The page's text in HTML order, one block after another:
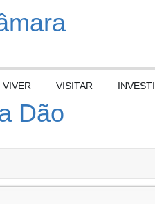
VIVER VISITAR